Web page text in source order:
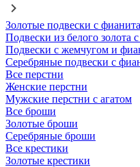
Золотые подвески с
Подвески из белого золота
Подвески с жемчугом и
Серебряные подвески с
Все перстни
Женские перстни
Мужские перстни с агатом
Все броши
Золотые броши
Серебряные броши
Все крестики
Золотые крестики